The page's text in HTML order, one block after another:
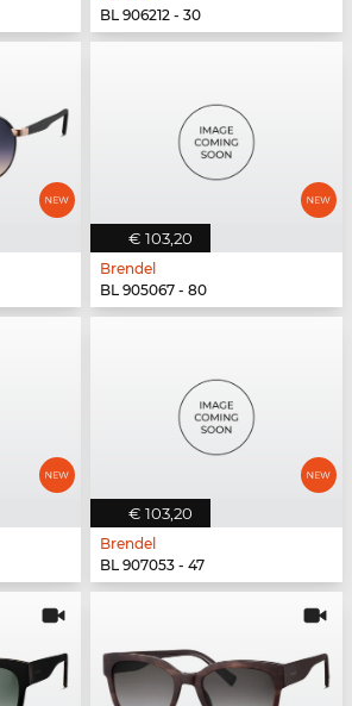
BL 906212 - 30
€ 103,20
Brendel
BL 905067 - 80
€ 103,20
Brendel
BL 907053 - 47